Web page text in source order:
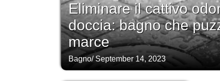
Eliminare il cattivo
doccia: bagno che
marce
Bagno/September 14, 2023